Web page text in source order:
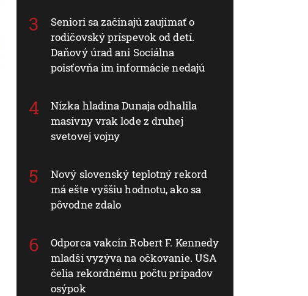
Seniori sa začínajú zaujímať o
rodičovský príspevok od detí.
Daňový úrad ani Sociálna
poisťovňa im informácie nedajú
Nízka hladina Dunaja odhalila
masívny vrak lode z druhej
svetovej vojny
Nový slovenský teplotný rekord
má ešte vyššiu hodnotu, ako sa
pôvodne zdalo
Odporca vakcín Robert F. Kennedy
mladší vyzýva na očkovanie. USA
čelia rekordnému počtu prípadov
osýpok